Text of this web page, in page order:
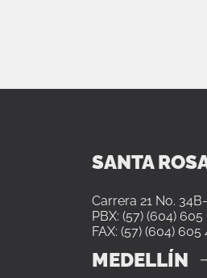
SANTA
Carrera 21 No.
PBX: (57) (604) 605
FAX: (57) (604) 605
MEDELLÍN